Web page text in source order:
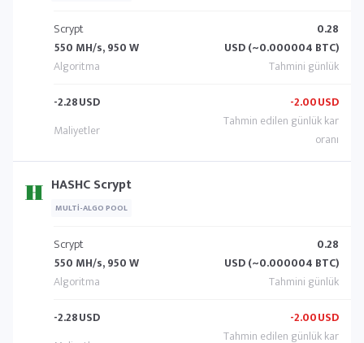
Scrypt
550 MH/s, 950 W
0.28
USD (~0.000004 BTC)
-2.28USD -2.00USD
HASHC Scrypt
MULTI-ALGO POOL
Scrypt
550 MH/s, 950 W
0.28
USD (~0.000004 BTC)
-2.28USD -2.00USD